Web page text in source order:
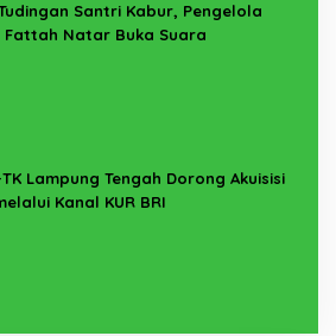
Santri Kabur, Pengelola
Fattah Natar Buka Suara
TK Lampung Tengah Dorong Akuisisi
Kanal KUR BRI